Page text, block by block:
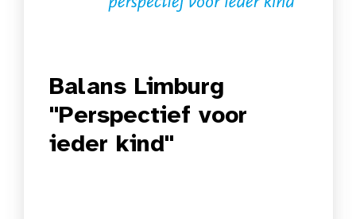
Balans Limburg
"Perspectief voor
ieder kind"